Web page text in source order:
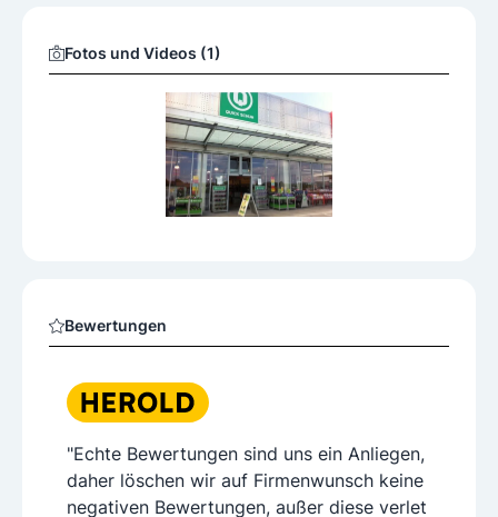
Fotos und Videos (1)
Bewertungen
"Echte Bewertungen sind uns ein Anliegen,
daher löschen wir auf Firmenwunsch keine
negativen Bewertungen, außer diese verlet